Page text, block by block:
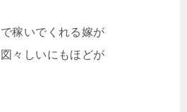
稼いでくれる嫁が
々しいにもほどが